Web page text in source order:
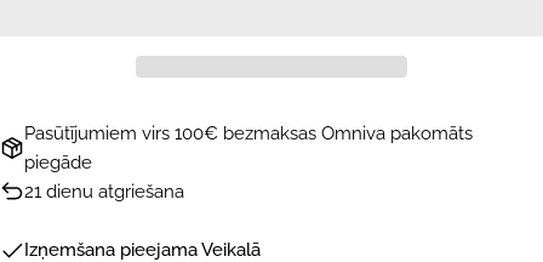
Pasūtījumiem virs 100€ bezmaksas Omniva pakomāts
piegāde
21 dienu atgriešana
Izņemšana pieejamaVeikalā